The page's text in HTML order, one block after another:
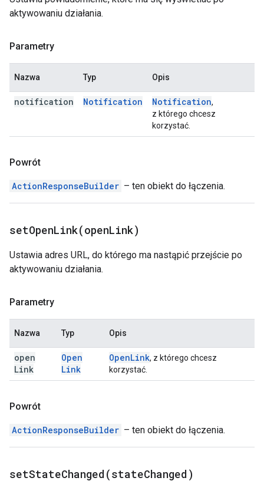
aktywowaniu działania.
Parametry
Nazwa Typ Opis
notification Notification Notification,
z którego chcesz
korzystać.
Powrót
ActionResponseBuilder – ten obiekt do łączenia.
setOpenLink(openLink)
Ustawia adres URL, do którego ma nastąpić przejście po
aktywowaniu działania.
Parametry
Nazwa Typ Opis
open
Link
Open
Link
OpenLink, z którego chcesz
korzystać.
Powrót
ActionResponseBuilder – ten obiekt do łączenia.
setStateChanged(stateChanged)